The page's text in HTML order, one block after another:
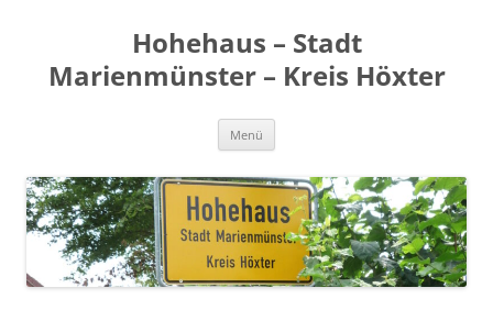
Hohehaus – Stadt
Marienmünster – Kreis Höxter
Menü